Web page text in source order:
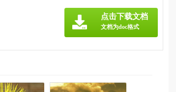
点击下载文档
文档为doc格式